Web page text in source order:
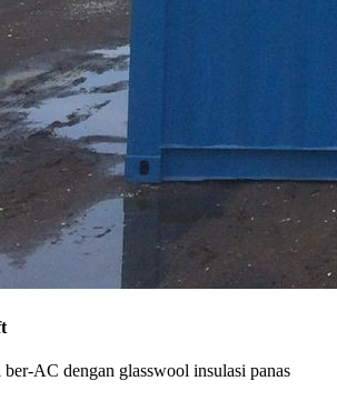
AC dengan glasswool insulasi panas